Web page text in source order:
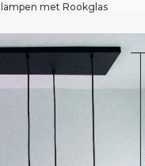
met Rookglas